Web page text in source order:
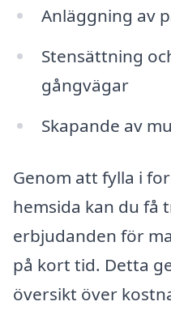
Anläggning av
Stensättning
gångvägar
Skapande av
Genom att fylla i
hemsida kan du få
erbjudanden för
på kort tid. Detta
översikt över